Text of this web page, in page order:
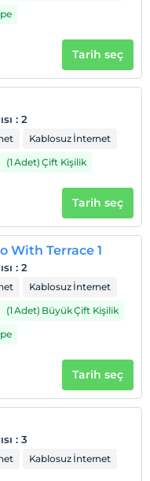
Tarih seç
: 2
Kablosuz İnternet
(1 Adet) Çift Kişilik
Tarih seç
With Terrace 1
: 2
Kablosuz İnternet
(1 Adet) Büyük Çift Kişilik
Tarih seç
: 3
Kablosuz İnternet